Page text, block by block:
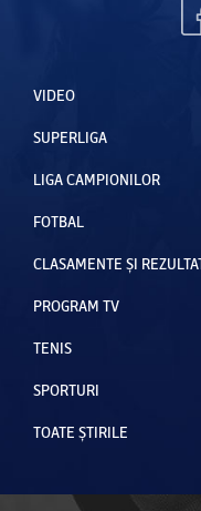
VIDEO
SUPERLIGA
LIGA CAMPIONILOR
FOTBAL
CLASAMENTE ȘI
PROGRAM TV
TENIS
SPORTURI
TOATE ȘTIRILE